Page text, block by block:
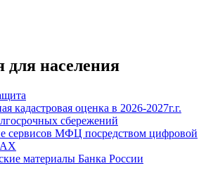
населения
кадастровая оценка в 2026-2027г.г.
сбережений
сервисов МФЦ посредством цифровой
материалы Банка России